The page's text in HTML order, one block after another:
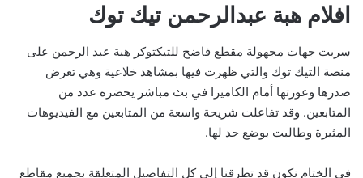
افلام هبة عبدالرحمن تيك توك
سربت جهات مجهولة مقطع فاضح للتيكتوكر هبة عبد الرحمن على
منصة التيك توك والتي ظهرت فيها بمشاهد خلاعية وهي تعرض
صدرها وعورتها أمام الكاميرا في بث مباشر يحضره عدد من
المتابعين. وقد تفاعلت شريحة واسعة من المتابعين مع الفيديوهات
المثيرة وطالبت بوضع حد لها.
في الختام نكون قد تطرقنا إلى كل التفاصيل المتعلقة بجميع مقاطع